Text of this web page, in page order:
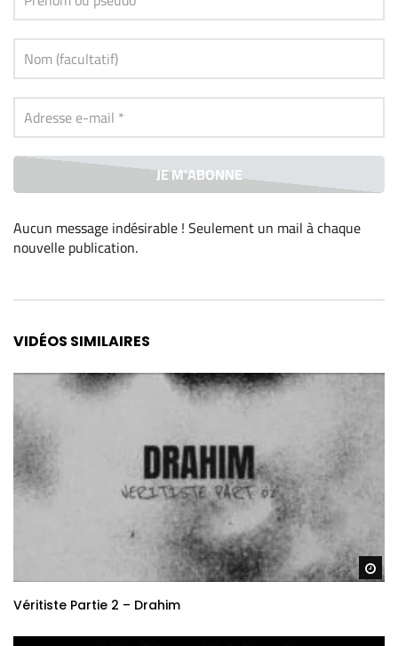
Aucun message indésirable ! Seulement un mail à chaque
nouvelle publication.
VIDÉOS SIMILAIRES
Véritiste Partie 2 – Drahim